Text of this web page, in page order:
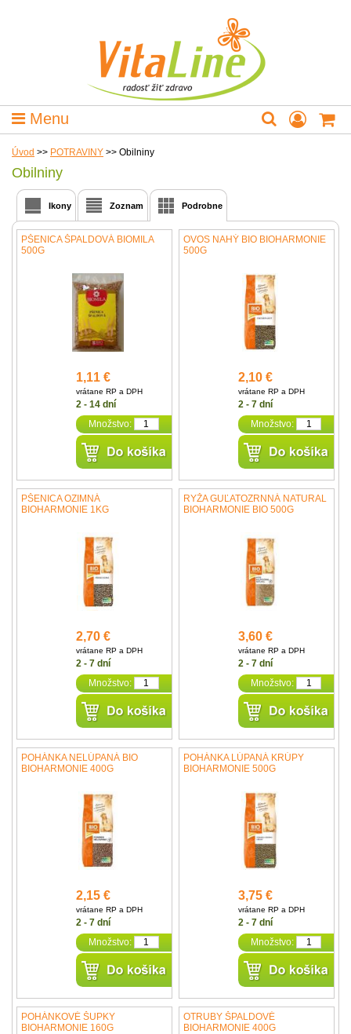
Menu
Úvod >> POTRAVINY >> Obilniny
Obilniny
Ikony Zoznam Podrobne
PŠENICA ŠPALDOVÁ BIOMILA
500G
1,11 €
vrátane RP a DPH
2 - 14 dní
Množstvo:
OVOS NAHÝ BIO BIOHARMONIE
500G
2,10 €
vrátane RP a DPH
2 - 7 dní
Množstvo:
PŠENICA OZIMNÁ
BIOHARMONIE 1KG
2,70 €
vrátane RP a DPH
2 - 7 dní
Množstvo:
RYŽA GUĽATOZRNNÁ NATURAL
BIOHARMONIE BIO 500G
3,60 €
vrátane RP a DPH
2 - 7 dní
Množstvo:
POHÁNKA NELÚPANÁ BIO
BIOHARMONIE 400G
2,15 €
vrátane RP a DPH
2 - 7 dní
Množstvo:
POHÁNKA LÚPANÁ KRÚPY
BIOHARMONIE 500G
3,75 €
vrátane RP a DPH
2 - 7 dní
Množstvo:
POHÁNKOVÉ ŠUPKY
BIOHARMONIE 160G
OTRUBY ŠPALDOVÉ
BIOHARMONIE 400G